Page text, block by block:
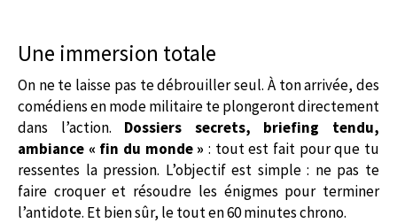
Une immersion totale
On ne te laisse pas te débrouiller seul. À ton arrivée, des
comédiens en mode militaire te plongeront directement
dans l’action. Dossiers secrets, briefing tendu,
ambiance « fin du monde » : tout est fait pour que tu
ressentes la pression. L’objectif est simple : ne pas te
faire croquer et résoudre les énigmes pour terminer
l’antidote. Et bien sûr, le tout en 60 minutes chrono.